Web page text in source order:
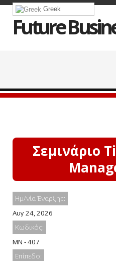
Greek
Future
Σεμινάριο
Ημ/νία Έναρξης:
Αυγ 24, 2026
Κωδικός:
MN - 407
Επίπεδο: